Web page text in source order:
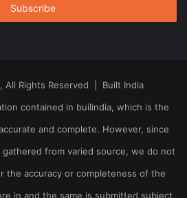
All Rights Reserved | Built India
contained in builindia, which is the
and complete. However, since
from varied source, we do not
the accuracy or completeness of the
in and the same is submitted subject